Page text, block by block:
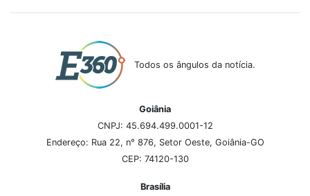
Todos os ângulos da notícia.
Goiânia
CNPJ: 45.694.499.0001-12
Endereço: Rua 22, n° 876, Setor Oeste, Goiânia-GO
CEP: 74120-130
Brasília